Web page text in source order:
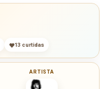
13 curtidas
ARTISTA